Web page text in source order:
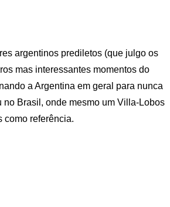
argentinos prediletos (que julgo os
mas interessantes momentos do
a Argentina em geral para nunca
no Brasil, onde mesmo um Villa-Lobos
como referência.